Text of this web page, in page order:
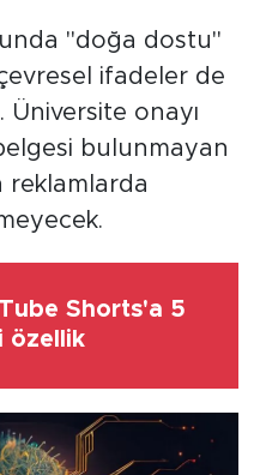
"doğa dostu"
ifadeler de
Üniversite onayı
bulunmayan
reklamlarda
Shorts'a 5
özellik